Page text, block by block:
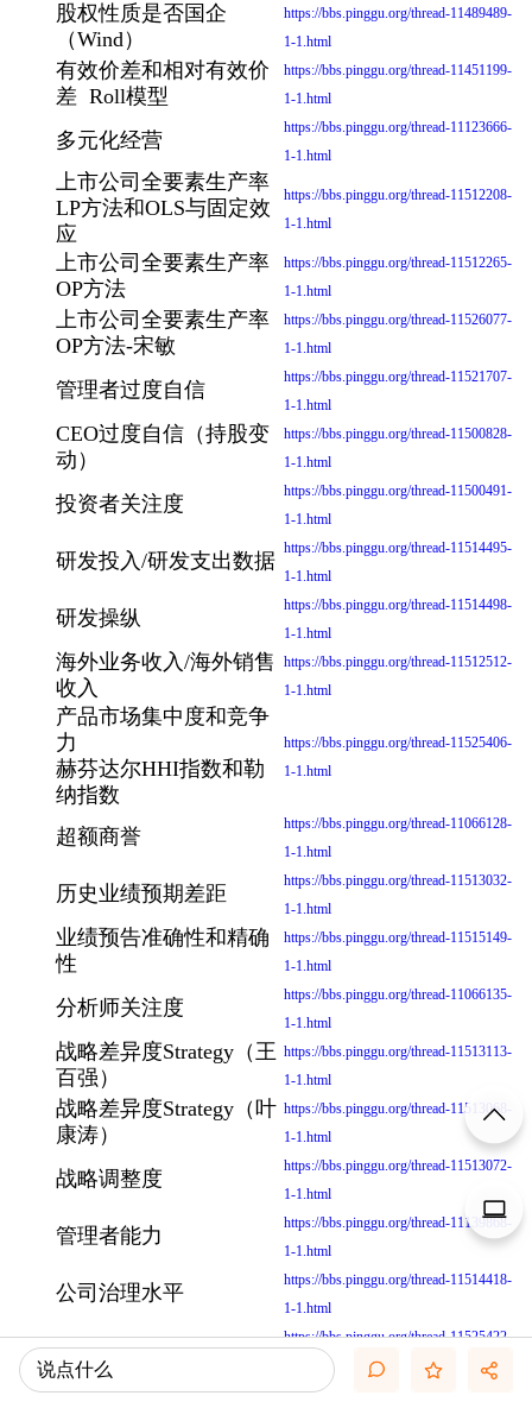
股权性质是否国企
（Wind）
https://bbs.pinggu.org/thread-11489489-
1-1.html
有效价差和相对有效价
差 Roll模型
https://bbs.pinggu.org/thread-11451199-
1-1.html
多元化经营
https://bbs.pinggu.org/thread-11123666-
1-1.html
上市公司全要素生产率
LP方法和OLS与固定效
应
https://bbs.pinggu.org/thread-11512208-
1-1.html
上市公司全要素生产率
OP方法
https://bbs.pinggu.org/thread-11512265-
1-1.html
上市公司全要素生产率
OP方法-宋敏
https://bbs.pinggu.org/thread-11526077-
1-1.html
管理者过度自信
https://bbs.pinggu.org/thread-11521707-
1-1.html
CEO过度自信（持股变
动）
https://bbs.pinggu.org/thread-11500828-
1-1.html
投资者关注度
https://bbs.pinggu.org/thread-11500491-
1-1.html
研发投入/研发支出数据
https://bbs.pinggu.org/thread-11514495-
1-1.html
研发操纵
https://bbs.pinggu.org/thread-11514498-
1-1.html
海外业务收入/海外销售
收入
https://bbs.pinggu.org/thread-11512512-
1-1.html
产品市场集中度和竞争
力
https://bbs.pinggu.org/thread-11525406-
1-1.html
赫芬达尔HHI指数和勒
纳指数
超额商誉
https://bbs.pinggu.org/thread-11066128-
1-1.html
历史业绩预期差距
https://bbs.pinggu.org/thread-11513032-
1-1.html
业绩预告准确性和精确
性
https://bbs.pinggu.org/thread-11515149-
1-1.html
分析师关注度
https://bbs.pinggu.org/thread-11066135-
1-1.html
战略差异度Strategy（王
百强）
https://bbs.pinggu.org/thread-11513113-
1-1.html
战略差异度Strategy（叶
康涛）
https://bbs.pinggu.org/thread-11513068-
1-1.html
战略调整度
https://bbs.pinggu.org/thread-11513072-
1-1.html
管理者能力
https://bbs.pinggu.org/thread-11139868-
1-1.html
公司治理水平
https://bbs.pinggu.org/thread-11514418-
1-1.html
治理效率/治理水平
https://bbs.pinggu.org/thread-11525422-
1-1.html
https://bbs.pinggu.org/thread-11514432-
说点什么